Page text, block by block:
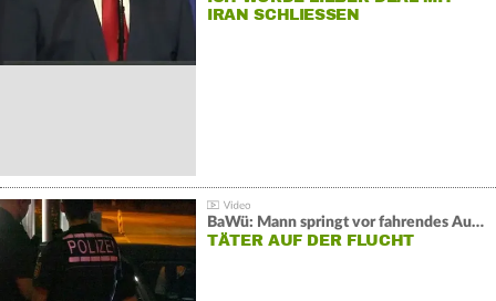
IRAN SCHLIESSEN
BaWü: Mann springt vor fahrendes Auto und schießt
TÄTER AUF DER FLUCHT